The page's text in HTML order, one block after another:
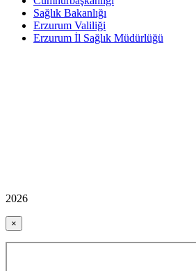
Sağlık Bakanlığı
Erzurum Valiliği
Erzurum İl Sağlık Müdürlüğü
2026
×